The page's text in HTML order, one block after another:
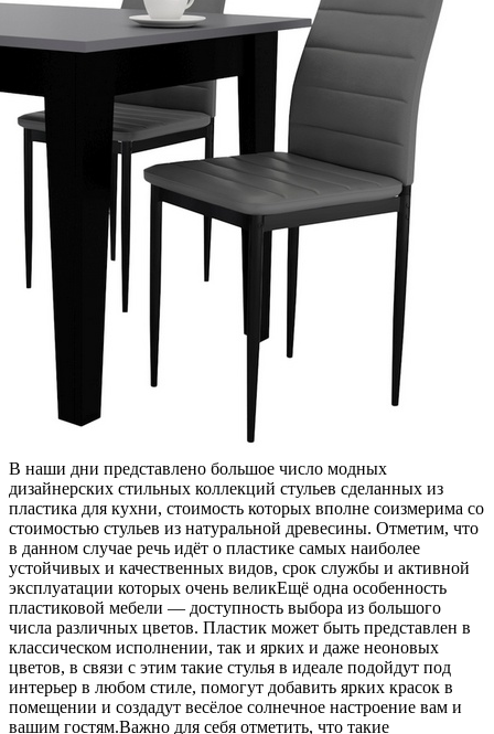
В наши дни представлено большое число модных
дизайнерских стильных коллекций стульев сделанных из
пластика для кухни, стоимость которых вполне соизмерима со
стоимостью стульев из натуральной древесины. Отметим, что
в данном случае речь идёт о пластике самых наиболее
устойчивых и качественных видов, срок службы и активной
эксплуатации которых очень великЕщё одна особенность
пластиковой мебели — доступность выбора из большого
числа различных цветов. Пластик может быть представлен в
классическом исполнении, так и ярких и даже неоновых
цветов, в связи с этим такие стулья в идеале подойдут под
интерьер в любом стиле, помогут добавить ярких красок в
помещении и создадут весёлое солнечное настроение вам и
вашим гостям.Важно для себя отметить, что такие